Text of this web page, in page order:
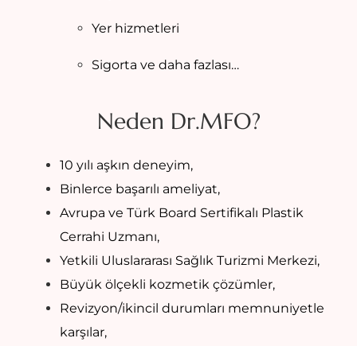
Yer hizmetleri
Sigorta ve daha fazlası…
Neden Dr.MFO?
10 yılı aşkın deneyim,
Binlerce başarılı ameliyat,
Avrupa ve Türk Board Sertifikalı Plastik
Cerrahi Uzmanı,
Yetkili Uluslararası Sağlık Turizmi Merkezi,
Büyük ölçekli kozmetik çözümler,
Revizyon/ikincil durumları memnuniyetle
karşılar,